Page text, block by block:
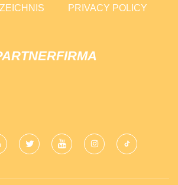
PRIVACY POLICY